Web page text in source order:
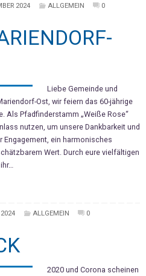
2024 ALLGEMEIN 0
Liebe Gemeinde und
Ost, wir feiern das 60-jährige
Als Pfadfinderstamm „Weiße Rose“
nutzen, um unsere Dankbarkeit und
Engagement, ein harmonisches
Wert. Durch eure vielfältigen
ALLGEMEIN 0
2020 und Corona scheinen